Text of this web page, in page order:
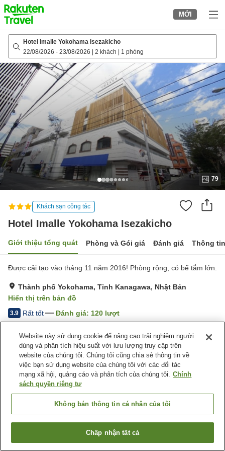
to
top
page
MỚI
Hotel Imalle Yokohama Isezakicho
22/08/2026 - 23/08/2026 2 khách 1 phòng
79
Khách sạn công tác
Hotel Imalle Yokohama Isezakicho
Giới thiệu tổng quát Phòng và Gói giá Đánh giá Thông
Được cải tạo vào tháng 11 năm 2016! Phòng rộng, có bể tắm lớn.
Thành phố Yokohama, Tỉnh Kanagawa, Nhật Bản
Hiển thị trên bản đồ
3.9 Rất tốt Đánh giá: 120 lượt
Tiện nghi chỗ nghỉ
Bãi đỗ xe
Nhà hàng
Máy bán hàng tự động
Giặt ủi có phí
Trang chủ Nhật Bản Tỉnh Kanagawa
Thành phố Yokohama
Hotel Imalle Yokohama Isezakicho
Tìm phòng trống
Website này sử dụng cookie để nâng cao trải nghiệm người
dùng và phân tích hiệu suất với lưu lượng truy cập trên
website của chúng tôi. Chúng tôi cũng chia sẻ thông tin về
việc bạn sử dụng website của chúng tôi với các đối tác
mạng xã hội, quảng cáo và phân tích của chúng tôi. Chính
sách quyền riêng tư
Không bán thông tin cá nhân của tôi
Chấp nhận tất cả